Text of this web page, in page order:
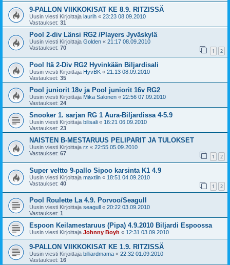
9-PALLON VIIKKOKISAT KE 8.9. RITZISSÄ
Uusin viesti Kirjoittaja laurih « 23:23 08.09.2010
Vastaukset: 31
Pool 2-div Länsi RG2 /Players Jyväskylä
Uusin viesti Kirjoittaja Golden « 21:17 08.09.2010
Vastaukset: 70 1 2
Pool Itä 2-Div RG2 Hyvinkään Biljardisali
Uusin viesti Kirjoittaja HyvBK « 21:13 08.09.2010
Vastaukset: 35
Pool juniorit 18v ja Pool juniorit 16v RG2
Uusin viesti Kirjoittaja Mika Salonen « 22:56 07.09.2010
Vastaukset: 24
Snooker 1. sarjan RG 1 Aura-Biljardissa 4-5.9
Uusin viesti Kirjoittaja bilisali « 16:21 06.09.2010
Vastaukset: 23
NAISTEN B-MESTARUUS PELIPARIT JA TULOKSET
Uusin viesti Kirjoittaja rz « 22:55 05.09.2010
Vastaukset: 67 1 2
Super veltto 9-pallo Sipoo karsinta K1 4.9
Uusin viesti Kirjoittaja maxtiin « 18:51 04.09.2010
Vastaukset: 40 1 2
Pool Roulette La 4.9. Porvoo/Seagull
Uusin viesti Kirjoittaja seagull « 20:22 03.09.2010
Vastaukset: 1
Espoon Keilamestaruus (Pipa) 4.9.2010 Biljardi Espoossa
Uusin viesti Kirjoittaja Johnny Boyh « 12:31 03.09.2010
9-PALLON VIIKKOKISAT KE 1.9. RITZISSÄ
Uusin viesti Kirjoittaja billiardmama « 22:32 01.09.2010
Vastaukset: 16